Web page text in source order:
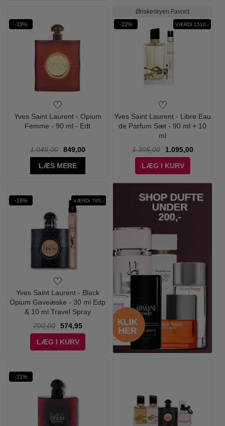
-19%
Yves Saint Laurent - Opium
Femme - 90 ml - Edt
1.049,00
849,00
LÆS MERE
Ønskeskyen Favorit
-22% VÆRDI 1510,-
Yves Saint Laurent - Libre Eau
de Parfum Sæt - 90 ml + 10
ml
1.395,00
1.095,00
LÆG I KURV
-18% VÆRDI 795,-
Yves Saint Laurent - Black
Opium Gaveæske - 30 ml Edp
& 10 ml Travel Spray
700,00
574,95
LÆG I KURV
-21%